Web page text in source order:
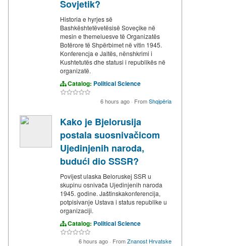
Sovjetik?
Historia e hyrjes së
Bashkështetëvetësisë Soveçike në
mesin e themeluesve të Organizatës
Botërore të Shpërbimet në vitin 1945.
Konferencja e Jaltës, nënshkrimi i
Kushtetutës dhe statusi i republikës në
organizatë.
Catalog: Political Science
6 hours ago · FromShqipëria
Kako je Bjelorusija
postala suosnivačicom
Ujedinjenih naroda,
budući dio SSSR?
Povijest ulaska Beloruskej SSR u
skupinu osnivača Ujedinjenih naroda
1945. godine. Jaštinskakonferencija,
potpisivanje Ustava i status republike u
organizaciji.
Catalog: Political Science
6 hours ago · FromZnanost Hrvatske